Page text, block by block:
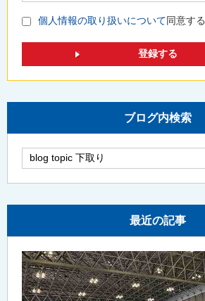
個人情報の取り扱いについて同意する
ブログ内検索
最近の記事